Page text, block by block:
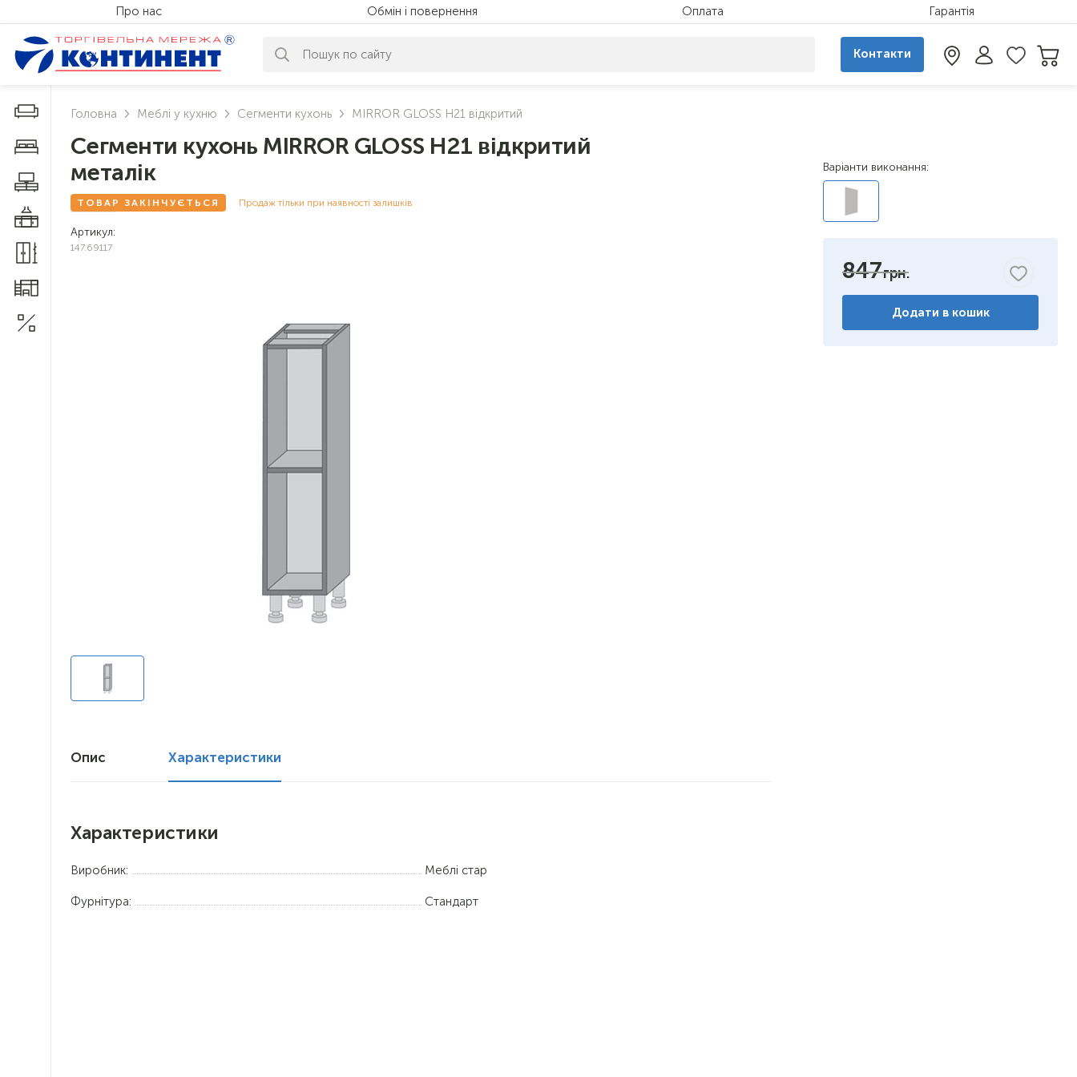
Про нас Обмін і повернення Оплата Гарантія
Контакти
Дивани і крісла
Меблі у спальню
Меблі у вітальню
Меблі у прихожу
Головна Меблі у кухню Сегменти кухонь MIRROR GLOSS Н21 відкритий
Сегменти кухонь MIRROR GLOSS Н21 відкритий
металік
ТОВАР ЗАКІНЧУЄТЬСЯ Продаж тільки при наявності залишків
Артикул:
147.69117
Опис Характеристики
Характеристики
Виробник: Меблі стар
Фурнітура: Стандарт
Варіанти виконання:
847
Додати в кошик